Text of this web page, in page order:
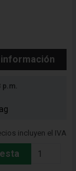
p.m.
incluyen el IVA